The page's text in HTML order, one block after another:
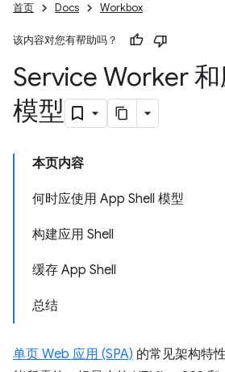
首页 Docs Workbox
该内容对您有帮助吗？
Service Worker
模型
本页内容
何时应使用 App Shell 模型
构建应用 Shell
缓存 App Shell
总结
单页 Web 应用 (SPA) 的常见架构特